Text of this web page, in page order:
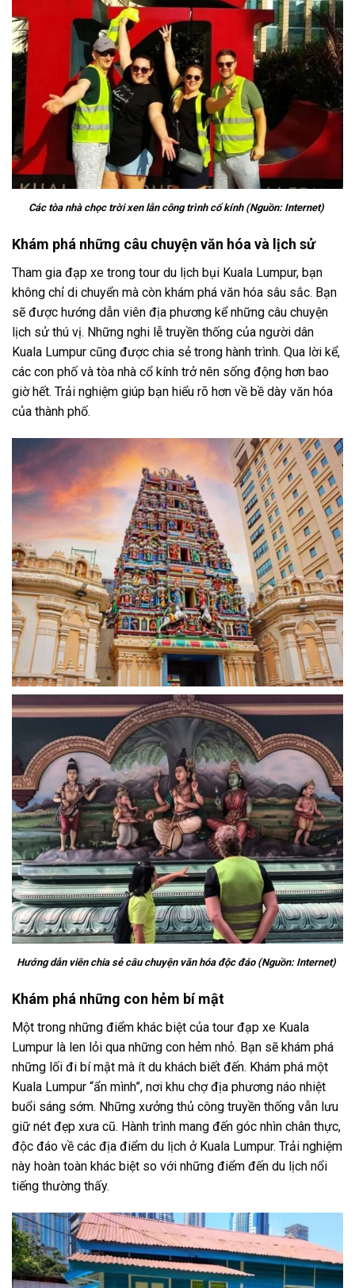
Các tòa nhà chọc trời xen lẫn công trình cổ kính (Nguồn: Internet)
Khám phá những câu chuyện văn hóa và lịch sử
Tham gia đạp xe trong tour du lịch bụi Kuala Lumpur, bạn
không chỉ di chuyển mà còn khám phá văn hóa sâu sắc. Bạn
sẽ được hướng dẫn viên địa phương kể những câu chuyện
lịch sử thú vị. Những nghi lễ truyền thống của người dân
Kuala Lumpur cũng được chia sẻ trong hành trình. Qua lời kể,
các con phố và tòa nhà cổ kính trở nên sống động hơn bao
giờ hết. Trải nghiệm giúp bạn hiểu rõ hơn về bề dày văn hóa
của thành phố.
Hướng dẫn viên chia sẻ câu chuyện văn hóa độc đáo (Nguồn: Internet)
Khám phá những con hẻm bí mật
Một trong những điểm khác biệt của tour đạp xe Kuala
Lumpur là len lỏi qua những con hẻm nhỏ. Bạn sẽ khám phá
những lối đi bí mật mà ít du khách biết đến. Khám phá một
Kuala Lumpur “ẩn mình”, nơi khu chợ địa phương náo nhiệt
buổi sáng sớm. Những xưởng thủ công truyền thống vẫn lưu
giữ nét đẹp xưa cũ. Hành trình mang đến góc nhìn chân thực,
độc đáo về các địa điểm du lịch ở Kuala Lumpur. Trải nghiệm
này hoàn toàn khác biệt so với những điểm đến du lịch nổi
tiếng thường thấy.